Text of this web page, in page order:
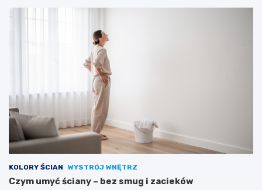
KOLORY ŚCIAN WYSTRÓJ WNĘTRZ
Czym umyć ściany – bez smug i zacieków